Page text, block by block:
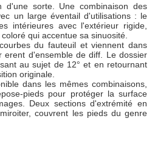
sorte. Une combinaison des
un large éventail d'utilisations : le
intérieures avec l'extérieur rigide,
qui accentue sa sinuosité.
du fauteuil et viennent dans
erent d'ensemble de diff. Le dossier
au sujet de 12° et en retournant
originale.
dans les mêmes combinaisons,
pieds pour protéger la surface
Deux sections d'extrémité en
couvrent les pieds du genre